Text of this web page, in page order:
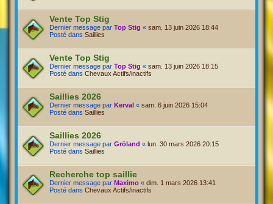
Vente Top Stig
Dernier message par Top Stig « sam. 13 juin 2026 18:44
Posté dans Saillies
Vente Top Stig
Dernier message par Top Stig « sam. 13 juin 2026 18:15
Posté dans Chevaux Actifs/inactifs
Saillies 2026
Dernier message par Kerval « sam. 6 juin 2026 15:04
Posté dans Saillies
Saillies 2026
Dernier message par Gröland « lun. 30 mars 2026 20:15
Posté dans Saillies
Recherche top saillie
Dernier message par Maximo « dim. 1 mars 2026 13:41
Posté dans Chevaux Actifs/inactifs